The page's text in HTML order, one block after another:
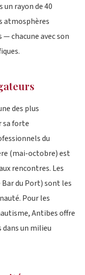
un rayon de 40
atmosphères
chacune avec son
des plus
sa forte
du
(mai-octobre) est
rencontres. Les
du Port) sont les
Pour les
Antibes offre
un milieu